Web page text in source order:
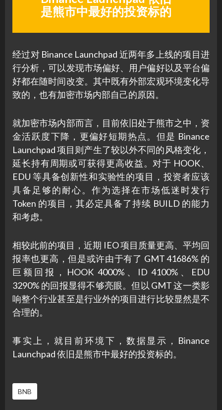
是熊市中最好的投资标的
经过对 Binance Launchpad 近两年多上线的项目进
行分析，可以发现市场偏好、用户偏好以及平台偏
好都在随时间改变。其中既有外部宏观环境变化导
致的，也有加密市场内部自己的原因。
就加密市场内部而言，目前依旧处于熊市之中，资
金活跃度下降，更偏好短期热点。但是 Binance
Launchpad 项目则产生了较以外不同的风格变化，
延长持有周期或可获得更高收益。对于 HOOK、
EDU 等具备创新性和实验性的项目，投资者应该
具备足够的耐心。作为选择在市场低迷时发行
Token 的项目，其必定具备了持续 BUILD 的能力
和考虑。
相较此前的项目，近期 IEO 项目质量更高、平均回
报率也更高，但是或许由于有了 GMT 41686% 的
巨额回报，HOOK 4000%、ID 4100%、EDU
3290% 的回报显得不够亮眼。但以 GMT 这一类影
响整个行业甚至是行业外的项目进行比较显然是不
合理的。
事实上，就目前环境下，数据显示，Binance
Launchpad 依旧是熊市中最好的投资标的。
BNB